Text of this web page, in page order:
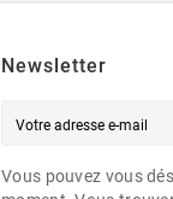
Newsletter
Vous pouvez vous